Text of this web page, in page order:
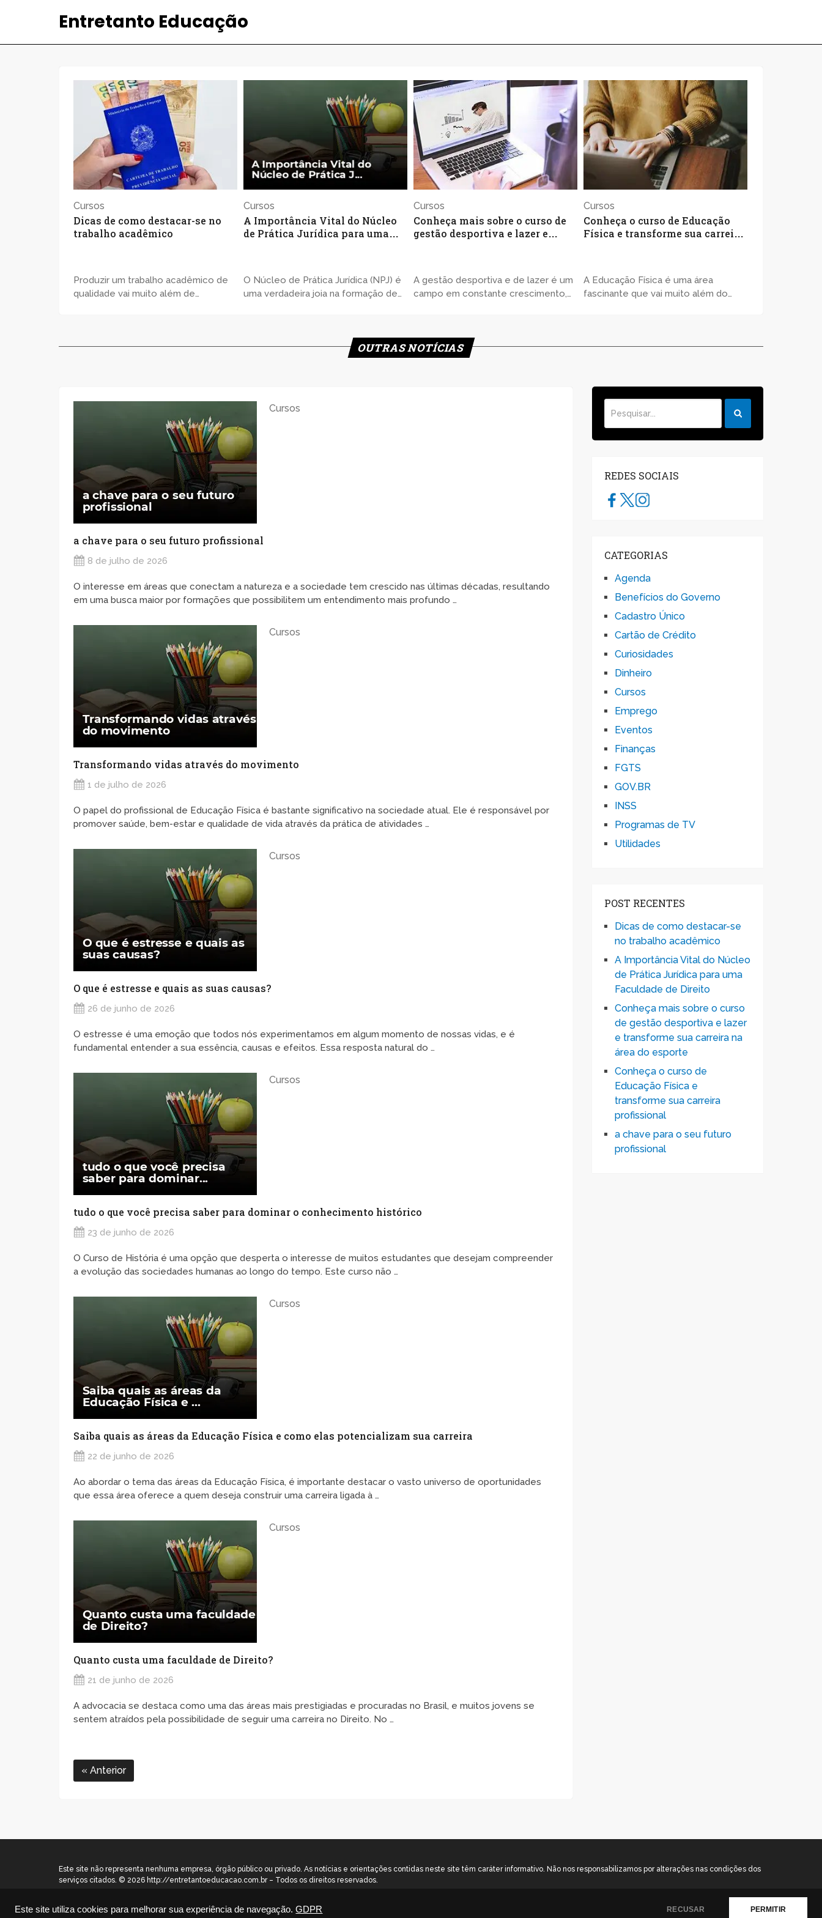
Este site utiliza cookies para melhorar sua experiência de navegação. GDPR RECUSAR PERMITIR
Entretanto Educação
Cursos
Dicas de como destacar-se no
trabalho acadêmico
Produzir um trabalho acadêmico de
qualidade vai muito além de
aprofundar conhecimentos e
Cursos
A Importância Vital do Núcleo
de Prática Jurídica para uma
O Núcleo de Prática Jurídica (NPJ) é
uma verdadeira joia na formação de
…
Cursos
Conheça mais sobre o curso de
gestão desportiva e lazer e
A gestão desportiva e de lazer é um
campo em constante crescimento,
Cursos
Conheça o curso de Educação
Física e transforme sua carreira
A Educação Física é uma área
fascinante que vai muito além do
crucial em nossa sociedade …
OUTRAS NOTÍCIAS
Cursos
a chave para o seu futuro profissional
8 de julho de 2026
O interesse em áreas que conectam a natureza e a sociedade tem crescido nas últimas décadas, resultando
em uma busca maior por formações que possibilitem um entendimento mais profundo …
Cursos
Transformando vidas através do movimento
1 de julho de 2026
O papel do profissional de Educação Física é bastante significativo na sociedade atual. Ele é responsável por
promover saúde, bem-estar e qualidade de vida através da prática de atividades …
Cursos
O que é estresse e quais as suas causas?
26 de junho de 2026
O estresse é uma emoção que todos nós experimentamos em algum momento de nossas vidas, e é
fundamental entender a sua essência, causas e efeitos. Essa resposta natural do …
Cursos
tudo o que você precisa saber para dominar o conhecimento histórico
23 de junho de 2026
O Curso de História é uma opção que desperta o interesse de muitos estudantes que desejam compreender
a evolução das sociedades humanas ao longo do tempo. Este curso não …
Cursos
Saiba quais as áreas da Educação Física e como elas potencializam sua carreira
22 de junho de 2026
Ao abordar o tema das áreas da Educação Física, é importante destacar o vasto universo de oportunidades
que essa área oferece a quem deseja construir uma carreira ligada à …
Cursos
Quanto custa uma faculdade de Direito?
21 de junho de 2026
A advocacia se destaca como uma das áreas mais prestigiadas e procuradas no Brasil, e muitos jovens se
sentem atraídos pela possibilidade de seguir uma carreira no Direito. No …
Anterior
REDES SOCIAIS
CATEGORIAS
Agenda
Benefícios do Governo
Cadastro Único
Cartão de Crédito
Curiosidades
Dinheiro
Cursos
Emprego
Eventos
Finanças
FGTS
GOV.BR
INSS
Programas de TV
Utilidades
POST RECENTES
Dicas de como destacar-se
no trabalho acadêmico
A Importância Vital do Núcleo
de Prática Jurídica para uma
Faculdade de Direito
Conheça mais sobre o curso
de gestão desportiva e lazer
e transforme sua carreira na
área do esporte
Conheça o curso de
Educação Física e
transforme sua carreira
profissional
a chave para o seu futuro
profissional
Este site não representa nenhuma empresa, órgão público ou privado. As notícias e orientações contidas neste site têm caráter informativo. Não nos responsabilizamos por alterações nas condições dos
serviços citados. © 2026 http://entretantoeducacao.com.br – Todos os direitos reservados.
Disclaimer| Contato|Termos de Uso|Política de Privacidade